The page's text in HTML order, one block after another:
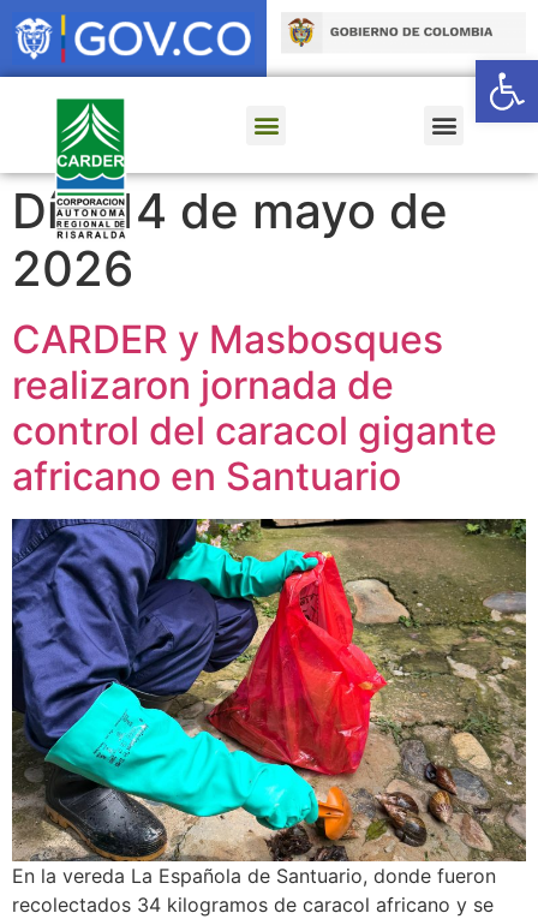
Día:14 de mayo de
2026
CARDER y Masbosques
realizaron jornada de
control del caracol gigante
africano en Santuario
En la vereda La Española de Santuario, donde fueron
recolectados 34 kilogramos de caracol africano y se